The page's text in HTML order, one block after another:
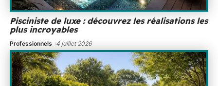
Pisciniste de luxe : découvrez les réalisations les
plus incroyables
Professionnels 4 juillet 2026